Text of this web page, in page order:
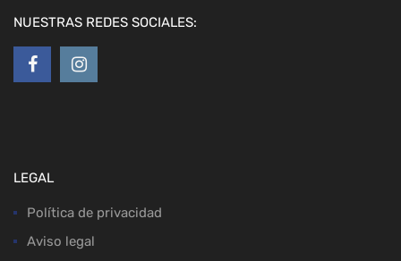
NUESTRAS REDES SOCIALES:
LEGAL
Política de privacidad
Aviso legal